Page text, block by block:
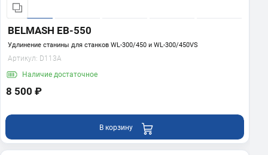
BELMASH EB-550
Удлинение станины для станков WL-300/450 и WL-300/450VS
Артикул: D113A
Наличие достаточное
8 500 ₽
В корзину